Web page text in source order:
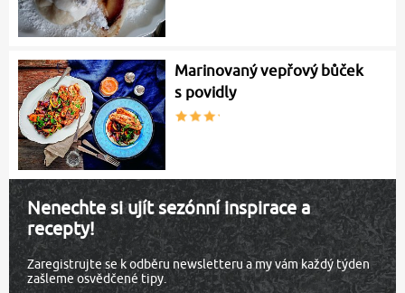
Marinovaný vepřový bůček
s povidly
Nenechte si ujít sezónní inspirace a
recepty!
Zaregistrujte se k odběru newsletteru a my vám každý týden
zašleme osvědčené tipy.